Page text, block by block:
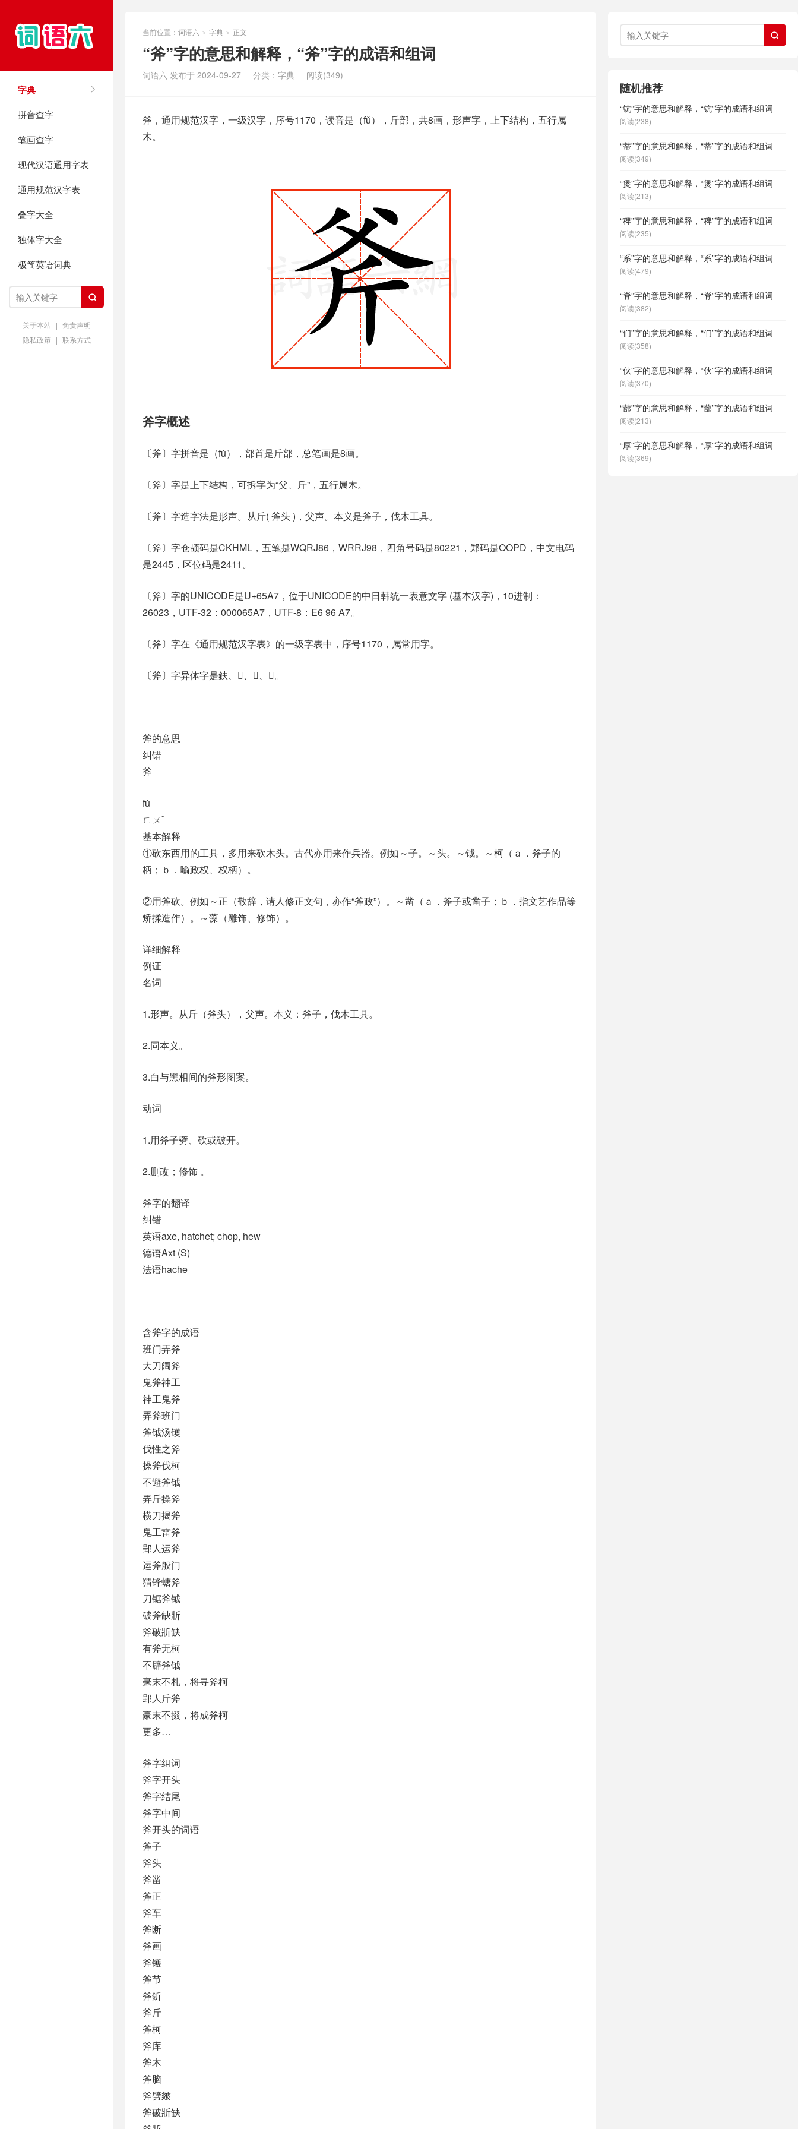
字典
拼音查字
笔画查字
现代汉语通用字表
通用规范汉字表
叠字大全
独体字大全
极简英语词典

关于本站 | 免责声明
隐私政策 | 联系方式
当前位置： 词语六 > 字典 > 正文
“斧”字的意思和解释，“斧”字的成语和组词
词语六 发布于 2024-09-27 分类： 字典 阅读(349)
斧，通用规范汉字，一级汉字，序号1170，读音是（fǔ），斤部，共8画，形声字，上下结构，五行属
木。
斧字概述
〔斧〕字拼音是（fǔ），部首是斤部，总笔画是8画。
〔斧〕字是上下结构，可拆字为“父、斤”，五行属木。
〔斧〕字造字法是形声。从斤( 斧头 )，父声。本义是斧子，伐木工具。
〔斧〕字仓颉码是CKHML，五笔是WQRJ86，WRRJ98，四角号码是80221，郑码是OOPD，中文电码
是2445，区位码是2411。
〔斧〕字的UNICODE是U+65A7，位于UNICODE的中日韩统一表意文字 (基本汉字)，10进制：
26023，UTF-32：000065A7，UTF-8：E6 96 A7。
〔斧〕字在《通用规范汉字表》的一级字表中，序号1170，属常用字。
〔斧〕字异体字是鈇、𢯋、𤕑、𨨞。
斧的意思
纠错
斧
fǔ
ㄈㄨˇ
基本解释
①砍东西用的工具，多用来砍木头。古代亦用来作兵器。例如～子。～头。～钺。～柯（ａ．斧子的
柄；ｂ．喻政权、权柄）。
②用斧砍。例如～正（敬辞，请人修正文句，亦作“斧政”）。～凿（ａ．斧子或凿子；ｂ．指文艺作品等
矫揉造作）。～藻（雕饰、修饰）。
详细解释
例证
名词
1.形声。从斤（斧头），父声。本义：斧子，伐木工具。
2.同本义。
3.白与黑相间的斧形图案。
动词
1.用斧子劈、砍或破开。
2.删改；修饰 。
斧字的翻译
纠错
英语axe, hatchet; chop, hew
德语Axt (S)
法语hache
含斧字的成语
班门弄斧
大刀阔斧
鬼斧神工
神工鬼斧
弄斧班门
斧钺汤镬
伐性之斧
操斧伐柯
不避斧钺
弄斤操斧
横刀揭斧
鬼工雷斧
郢人运斧
运斧般门
猬锋螗斧
刀锯斧钺
破斧缺斨
斧破斨缺
有斧无柯
不辟斧钺
毫末不札，将寻斧柯
郢人斤斧
豪末不掇，将成斧柯
更多…
斧字组词
斧字开头
斧字结尾
斧字中间
斧开头的词语
斧子
斧头
斧凿
斧正
斧车
斧断
斧画
斧镬
斧节
斧釿
斧斤
斧柯
斧库
斧木
斧脑
斧劈皴
斧破斨缺

随机推荐
“钪”字的意思和解释，“钪”字的成语和组词
阅读(238)
“蒂”字的意思和解释，“蒂”字的成语和组词
阅读(349)
“煲”字的意思和解释，“煲”字的成语和组词
阅读(213)
“稗”字的意思和解释，“稗”字的成语和组词
阅读(235)
“系”字的意思和解释，“系”字的成语和组词
阅读(479)
“脊”字的意思和解释，“脊”字的成语和组词
阅读(382)
“们”字的意思和解释，“们”字的成语和组词
阅读(358)
“伙”字的意思和解释，“伙”字的成语和组词
阅读(370)
“蔀”字的意思和解释，“蔀”字的成语和组词
阅读(213)
“厚”字的意思和解释，“厚”字的成语和组词
阅读(369)